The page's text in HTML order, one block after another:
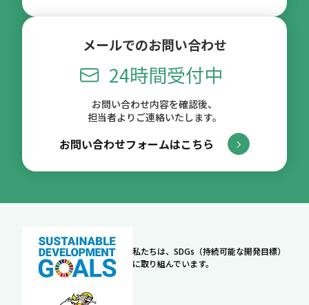
メールでのお問い合わせ
24時間受付中
お問い合わせ内容を確認後、
担当者よりご連絡いたします。
お問い合わせフォームはこちら
私たちは、SDGs（持続可能な開発目標）
に取り組んでいます。